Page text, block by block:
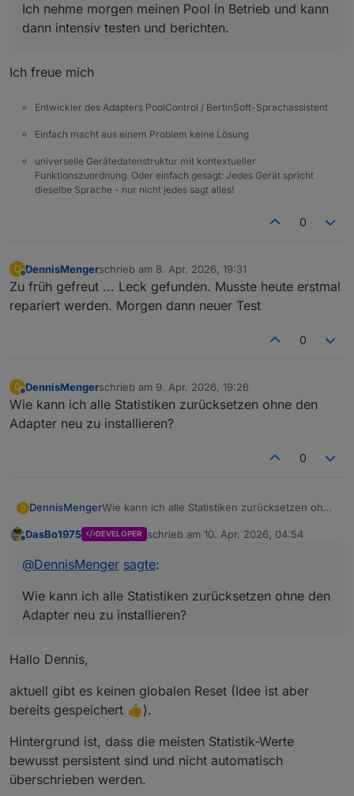
Ich nehme morgen meinen Pool in Betrieb und kann
dann intensiv testen und berichten.
Ich freue mich
Entwickler des Adapters PoolControl / BertinSoft-Sprachassistent
Einfach macht aus einem Problem keine Lösung
universelle Gerätedatenstruktur mit kontextueller
Funktionszuordnung. Oder einfach gesagt: Jedes Gerät spricht
dieselbe Sprache - nur nicht jedes sagt alles!
0
D
Offline
DennisMengerschrieb am 8. Apr. 2026, 19:31
zuletzt editiert von
Zu früh gefreut ... Leck gefunden. Musste heute erstmal
repariert werden. Morgen dann neuer Test
0
D
Offline
DennisMengerschrieb am 9. Apr. 2026, 19:26
zuletzt editiert von
Wie kann ich alle Statistiken zurücksetzen ohne den
Adapter neu zu installieren?
0
D DennisMengerWie kann ich alle Statistiken zurücksetzen ohne
DasBo1975 DEVELOPER schrieb am 10. Apr. 2026, 04:54
zuletzt editiert von
@DennisMenger sagte:
Wie kann ich alle Statistiken zurücksetzen ohne den
Adapter neu zu installieren?
Hallo Dennis,
aktuell gibt es keinen globalen Reset (Idee ist aber
bereits gespeichert 👍).
Hintergrund ist, dass die meisten Statistik-Werte
bewusst persistent sind und nicht automatisch
überschrieben werden.